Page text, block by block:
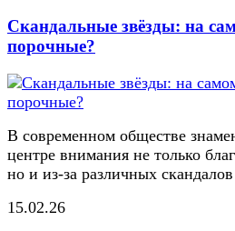
Скандальные звёзды: на
порочные?
В современном обществе
центре внимания не только
но и из-за различных
15.02.26